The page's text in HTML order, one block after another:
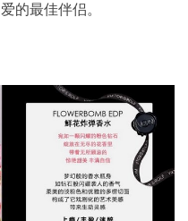
的最佳伴侣。